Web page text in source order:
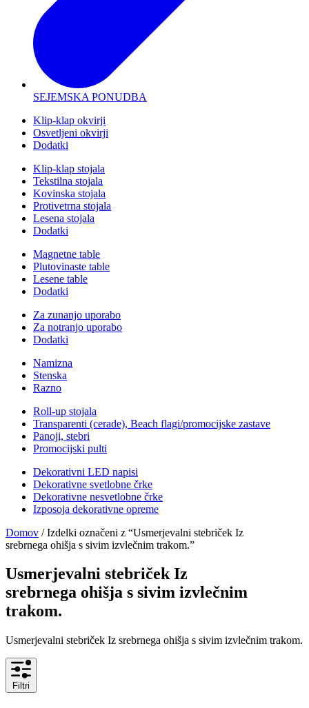
SEJEMSKA PONUDBA
Klip-klap okvirji
Osvetljeni okvirji
Dodatki
Klip-klap stojala
Tekstilna stojala
Kovinska stojala
Protivetrna stojala
Lesena stojala
Dodatki
Magnetne table
Plutovinaste table
Lesene table
Dodatki
Za zunanjo uporabo
Za notranjo uporabo
Dodatki
Namizna
Stenska
Razno
Roll-up stojala
Transparenti (cerade), Beach flagi/promocijske zastave
Panoji, stebri
Promocijski pulti
Dekorativni LED napisi
Dekorativne svetlobne črke
Dekorativne nesvetlobne črke
Izposoja dekorativne opreme
Domov / Izdelki označeni z “Usmerjevalni stebriček Iz
srebrnega ohišja s sivim izvlečnim trakom.”
Usmerjevalni stebriček Iz
srebrnega ohišja s sivim izvlečnim
trakom.
Usmerjevalni stebriček Iz srebrnega ohišja s sivim izvlečnim trakom.
Filtri